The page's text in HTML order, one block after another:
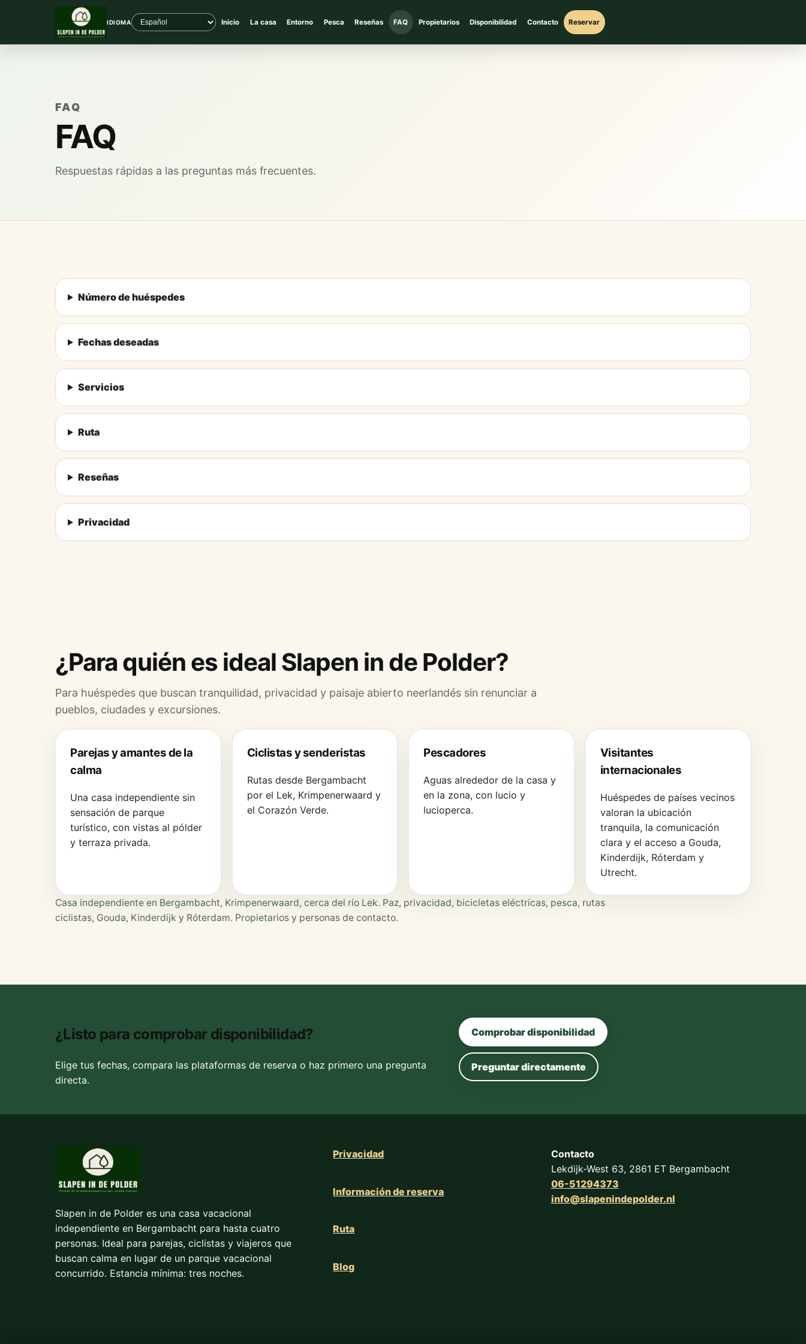
IDIOMA Inicio La casa Entorno Pesca Reseñas FAQ Propietarios Disponibilidad Contacto Reservar
FAQ
FAQ
Respuestas rápidas a las preguntas más frecuentes.
Número de huéspedes
Fechas deseadas
Servicios
Ruta
Reseñas
Privacidad
¿Para quién es ideal Slapen in de Polder?
Para huéspedes que buscan tranquilidad, privacidad y paisaje abierto neerlandés sin renunciar a
pueblos, ciudades y excursiones.
Parejas y amantes de la
calma
Una casa independiente sin
sensación de parque
turístico, con vistas al pólder
y terraza privada.
Ciclistas y senderistas
Rutas desde Bergambacht
por el Lek, Krimpenerwaard y
el Corazón Verde.
Pescadores
Aguas alrededor de la casa y
en la zona, con lucio y
lucioperca.
Visitantes
internacionales
Huéspedes de países vecinos
valoran la ubicación
tranquila, la comunicación
clara y el acceso a Gouda,
Kinderdijk, Róterdam y
Utrecht.
Casa independiente en Bergambacht, Krimpenerwaard, cerca del río Lek. Paz, privacidad, bicicletas eléctricas, pesca, rutas
ciclistas, Gouda, Kinderdijk y Róterdam. Propietarios y personas de contacto.
¿Listo para comprobar disponibilidad?
Elige tus fechas, compara las plataformas de reserva o haz primero una pregunta
directa.
Comprobar disponibilidad
Preguntar directamente
Slapen in de Polder es una casa vacacional
independiente en Bergambacht para hasta cuatro
personas. Ideal para parejas, ciclistas y viajeros que
buscan calma en lugar de un parque vacacional
concurrido. Estancia mínima: tres noches.
Privacidad
Información de reserva
Ruta
Blog
Contacto
Lekdijk-West 63, 2861 ET Bergambacht
06-51294373
info@slapenindepolder.nl